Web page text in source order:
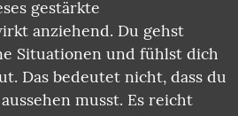
gestärkte
anziehend. Du gehst
Situationen und fühlst dich
Das bedeutet nicht, dass du
musst. Es reicht